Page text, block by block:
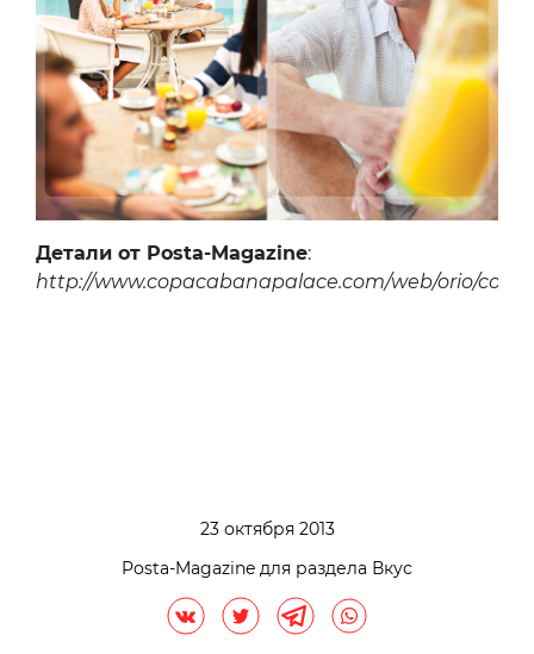
Детали от Posta-Magazine:
http://www.copacabanapalace.com/web/orio/
23 октября 2013
Posta-Magazine для раздела Вкус